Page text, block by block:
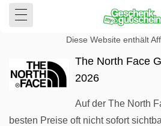
Diese Website enthält
The North Face
2026
Auf der The North
besten Preise oft nicht sofort